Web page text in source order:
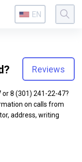
EN
Reviews
8 (301) 241-22-47?
on calls from
address, writing